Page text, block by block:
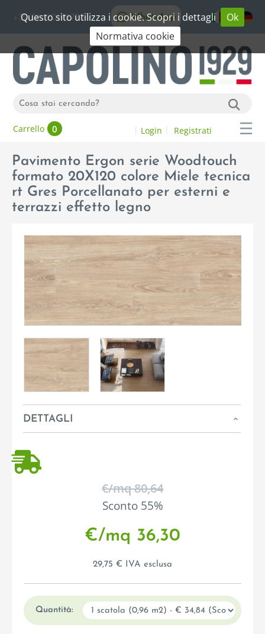
Questo sito utilizza i cookie. Scopri i dettagli
Ok
Normativa cookie
+39 06 20192773 WhatsApp
Carrello 0 Login Registrati
Pavimento Ergon serie Woodtouch
formato 20X120 colore Miele tecnica
rt Gres Porcellanato per esterni e
terrazzi effetto legno
DETTAGLI
€/mq 80,64
Sconto 55%
€/mq 36,30
29,75 € IVA esclusa
Quantità: